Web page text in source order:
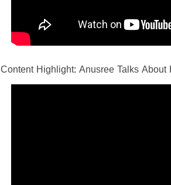
Content Highlight: Anusree Talks